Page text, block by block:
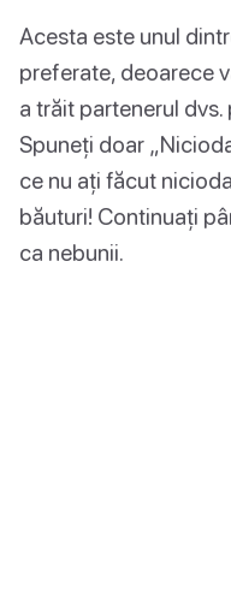
Acesta este unul
preferate, deoarece
a trăit partenerul
Spuneți doar
ce nu ați făcut
băuturi! Continuați
ca nebunii.